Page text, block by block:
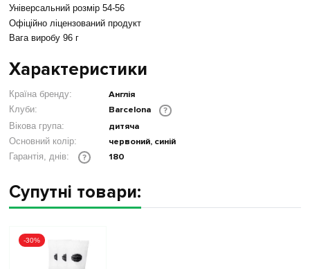
Універсальний розмір 54-56
Офіційно ліцензований продукт
Вага виробу 96 г
Характеристики
Країна бренду: Англія
Клуби: Barcelona ?
Вікова група: дитяча
Основний колір: червоний, синій
Гарантія, днів: ? 180
Супутні товари:
-30%